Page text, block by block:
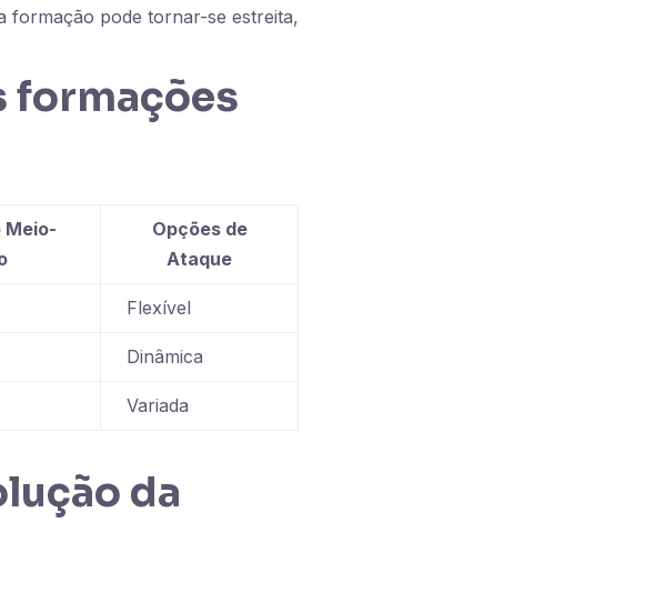
formação pode tornar-se estreita,
formações
Meio-
Opções de
Ataque
Flexível
Dinâmica
Variada
da